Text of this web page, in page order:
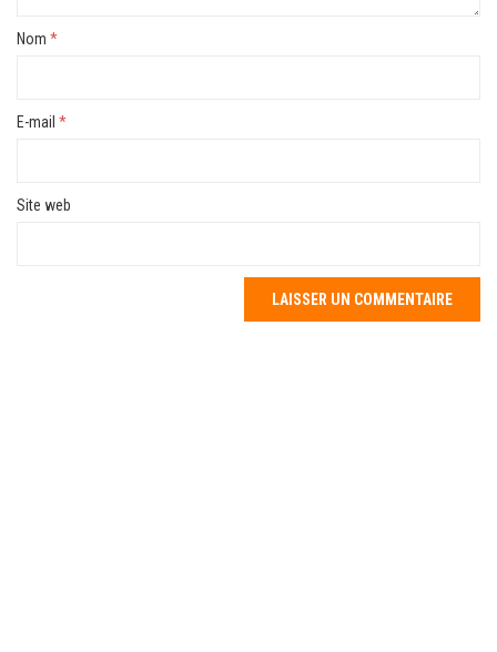
Nom *
E-mail *
Site web